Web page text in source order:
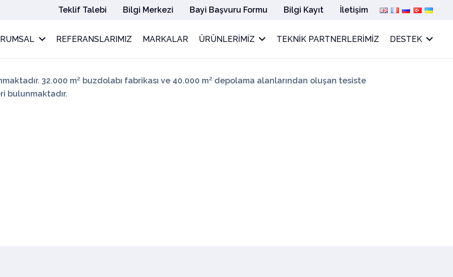
Teklif Talebi Bilgi Merkezi Bayi Başvuru Formu Bilgi Kayıt İletişim
REFERANSLARIMIZ MARKALAR ÜRÜNLERIMIZ TEKNIK PARTNERLERIMIZ DESTEK
32.000 m² buzdolabı fabrikası ve 40.000 m² depolama alanlarından oluşan tesiste
bulunmaktadır.